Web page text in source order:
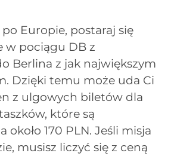
Europie, postaraj się
w pociągu DB z
Berlina z jak największym
Dzięki temu może uda Ci
z ulgowych biletów dla
które są
około 170 PLN. Jeśli misja
musisz liczyć się z ceną